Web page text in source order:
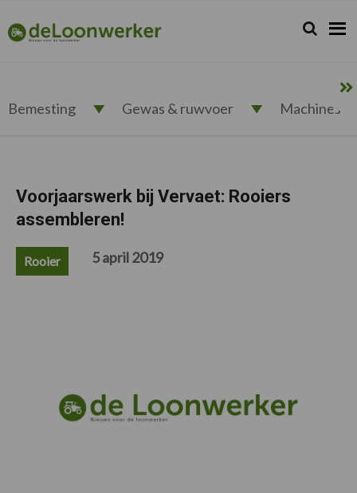
de
hoofdnavigatie
de
hoofd
de
eerste
de
voettekst
deloonwerker.nl Zoeken...
Zoek
Bemesting Gewas & ruwvoer Machines
Voorjaarswerk bij Vervaet: Rooiers
assembleren!
Rooier 5 april 2019